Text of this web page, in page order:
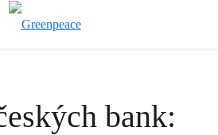
bank: